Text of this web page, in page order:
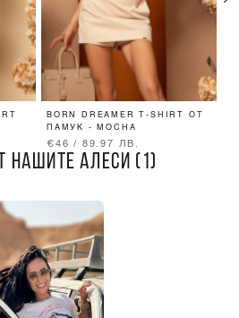
BORN DREAMER T-SHIRT ОТ
ПАМУК - MOCHA
€46 / 89.97 ЛВ.
НАШИТЕ АЛЕСИ (1)